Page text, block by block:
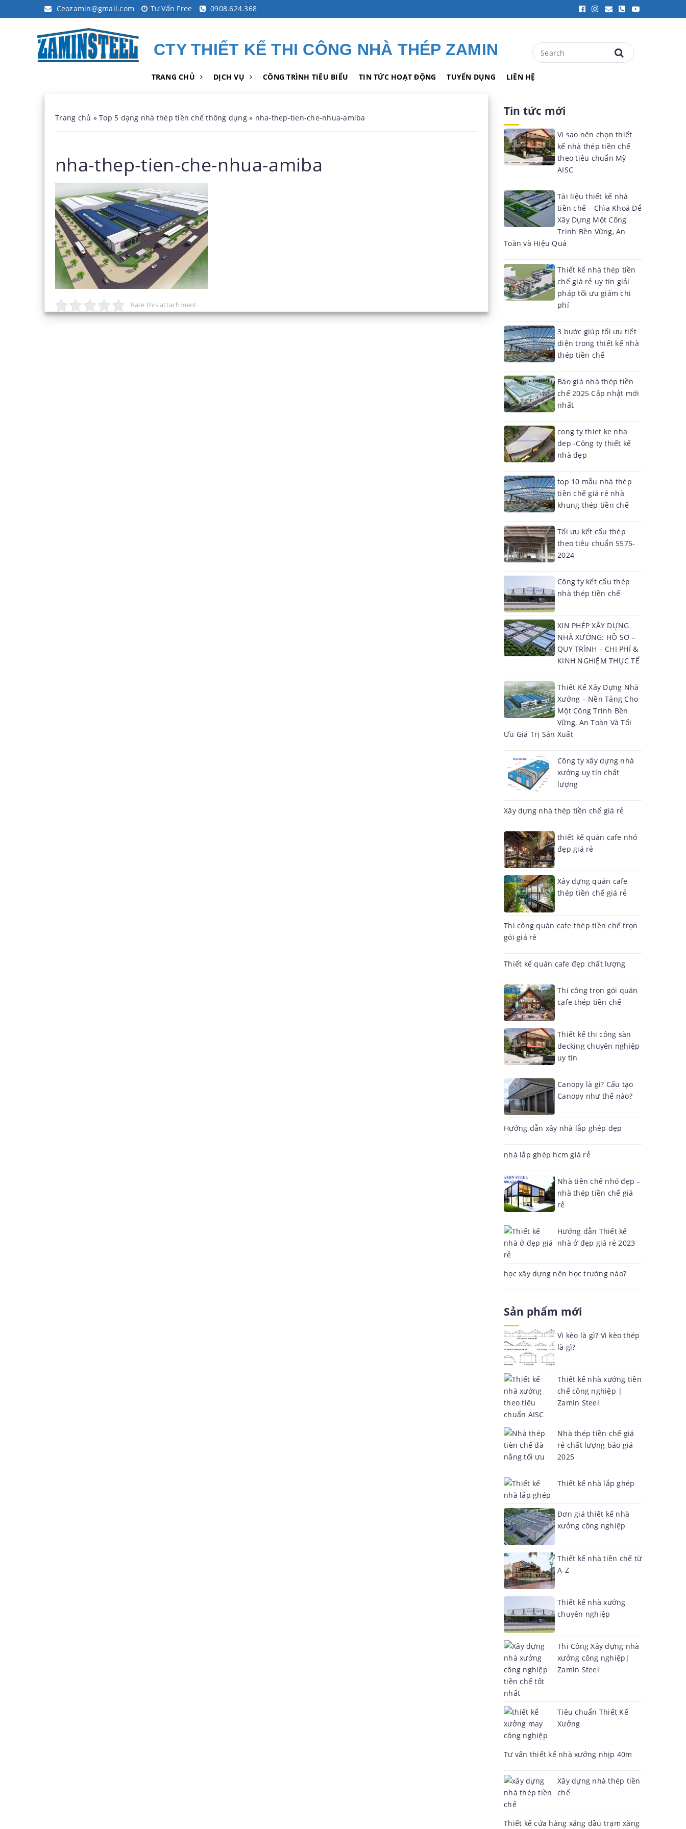
Ceozamin@gmail.com Tư Vấn Free 0908.624.368
CTY THIẾT KẾ THI CÔNG NHÀ THÉP ZAMIN
TRANG CHỦ DỊCH VỤ CÔNG TRÌNH TIÊU BIỂU TIN TỨC HOẠT ĐỘNG TUYỂN DỤNG LIÊN HỆ
Trang chủ » Top 5 dạng nhà thép tiền chế thông dụng» nha-thep-tien-che-nhua-amiba
nha-thep-tien-che-nhua-amiba
Rate this attachment
Tin tức mới
Vì sao nên chọn thiết
kế nhà thép tiền chế
theo tiêu chuẩn Mỹ
AISC
Tài liệu thiết kế nhà
tiền chế – Chìa Khoá Để
Xây Dựng Một Công
Trình Bền Vững, An
Toàn và Hiệu Quả
Thiết kế nhà thép tiền
chế giá rẻ uy tín giải
pháp tối ưu giảm chi
phí
3 bước giúp tối ưu tiết
diện trong thiết kế nhà
thép tiền chế
Báo giá nhà thép tiền
chế 2025 Cập nhật mới
nhất
cong ty thiet ke nha
dep -Công ty thiết kế
nhà đẹp
top 10 mẫu nhà thép
tiền chế giá rẻ nhà
khung thép tiền chế
Tối ưu kết cấu thép
theo tiêu chuẩn 5575-
2024
Công ty kết cấu thép
nhà thép tiền chế
XIN PHÉP XÂY DỰNG
NHÀ XƯỞNG: HỒ SƠ –
QUY TRÌNH – CHI PHÍ &
KINH NGHIỆM THỰC TẾ
Thiết Kế Xây Dựng Nhà
Xưởng – Nền Tảng Cho
Một Công Trình Bền
Vững, An Toàn Và Tối
Ưu Giá Trị Sản Xuất
Công ty xây dựng nhà
xưởng uy tín chất
lượng
Xây dựng nhà thép tiền chế giá rẻ
thiết kế quán cafe nhỏ
đẹp giá rẻ
Xây dựng quán cafe
thép tiền chế giá rẻ
Thi công quán cafe thép tiền chế trọn
gói giá rẻ
Thiết kế quán cafe đẹp chất lượng
Thi công trọn gói quán
cafe thép tiền chế
Thiết kế thi công sàn
decking chuyên nghiệp
uy tín
Canopy là gì? Cấu tạo
Canopy như thế nào?
Hướng dẫn xây nhà lắp ghép đẹp
nhà lắp ghép hcm giá rẻ
Nhà tiền chế nhỏ đẹp –
nhà thép tiền chế giá
rẻ
Hướng dẫn Thiết kế
nhà ở đẹp giá rẻ 2023
học xây dựng nên học trường nào?
Sản phẩm mới
Vì kèo là gì? Vì kèo thép
là gì?
Thiết kế nhà xưởng tiền
chế công nghiệp |
Zamin Steel
Nhà thép tiền chế giá
rẻ chất lượng báo giá
2025
Thiết kế nhà lắp ghép
Đơn giá thiết kế nhà
xưởng công nghiệp
Thiết kế nhà tiền chế từ
A-Z
Thiết kế nhà xưởng
chuyên nghiệp
Thi Công Xây dựng nhà
xưởng công nghiệp|
Zamin Steel
Tiêu chuẩn Thiết Kế
Xưởng
Tư vấn thiết kế nhà xưởng nhịp 40m
Xây dựng nhà thép tiền
chế
Thiết kế cửa hàng xăng dầu trạm xăng